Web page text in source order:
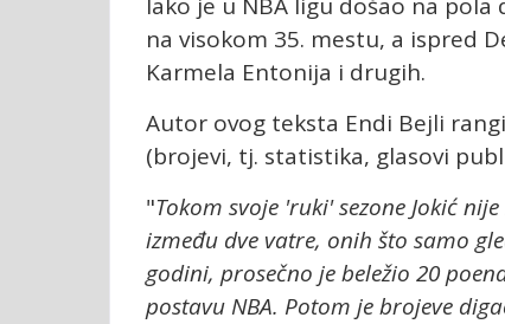
na visokom 35. mestu, a ispred
Karmela Entonija i drugih.
Autor ovog teksta Endi Bejli
(brojevi, tj. statistika, glasovi
"Tokom svoje 'ruki' sezone Jokić
između dve vatre, onih što samo
godini, prosečno je beležio 20
postavu NBA. Potom je brojeve